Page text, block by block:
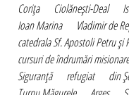
Coriţa Ciolăneşti-Deal
Ioan Marina
Vladimir de
catedrala Sf. Apostoli Petru şi
cursuri de îndrumări misionare
Siguranţă
refugiat din